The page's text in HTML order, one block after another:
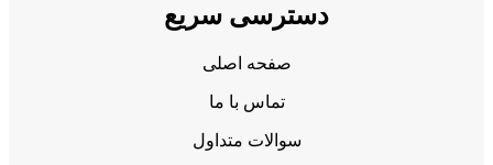
دسترسی سریع
صفحه اصلی
تماس با ما
سوالات متداول